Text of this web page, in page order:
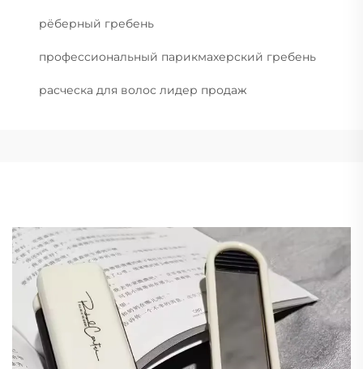
рёберный гребень
профессиональный парикмахерский гребень
расческа для волос лидер продаж